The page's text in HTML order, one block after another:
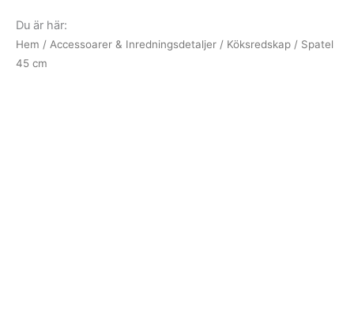
Du är här:
Hem / Accessoarer & Inredningsdetaljer / Köksredskap / Spatel
45 cm